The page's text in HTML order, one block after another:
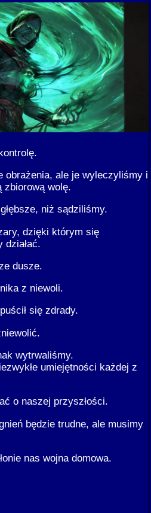
obrażenia, ale je wyleczyliśmy i
zbiorową wolę.
niż sądziliśmy.
dzięki którym się
działać.
dusze.
z niewoli.
się zdrady.
wytrwaliśmy.
umiejętności każdej z
o naszej przyszłości.
będzie trudne, ale musimy
nas wojna domowa.